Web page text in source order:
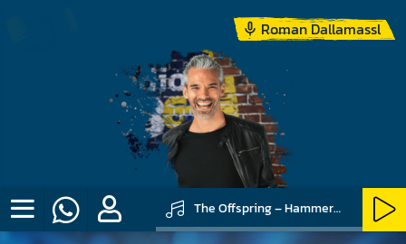
Roman Dallamassl
The Offspring – Hammerhead